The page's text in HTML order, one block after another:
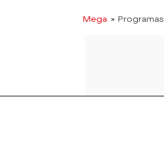
Mega » Programas